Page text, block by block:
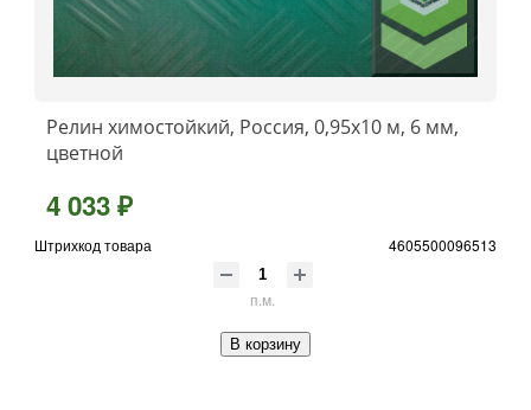
Релин химостойкий, Россия, 0,95х10 м, 6 мм,
цветной
4 033 ₽
Штрихкод товара 4605500096513
п.м.
В корзину